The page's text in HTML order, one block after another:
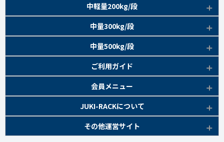
EK120kg/段アングルボルト 特長
EK120kg/段アングルセミボルト 特長
新セミボルト 特長
組み立て方
オプション部材
軽中量150kg/段 商品一覧
部材仕様図
金網 ※準備中
中軽量200kg/段
EK200kg/段 商品一覧
部材仕様図
中量300kg/段
アイボリー・グリーン
EK300kg/段 商品一覧
部材仕様図
中量500kg/段
アイボリー・グリーン
EK500kg/段 商品一覧
部材仕様図
ご利用ガイド
検索システムの使い方
ご利用ガイド
各種書類発行
会員メニュー
お気に入り一覧
マイページ
JUKI-RACKについて
サイトマップ
その他運営サイト